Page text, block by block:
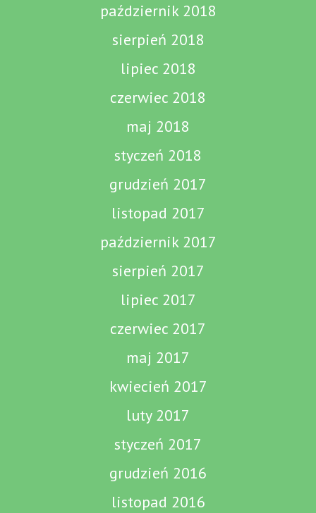
październik 2018
sierpień 2018
lipiec 2018
czerwiec 2018
maj 2018
styczeń 2018
grudzień 2017
listopad 2017
październik 2017
sierpień 2017
lipiec 2017
czerwiec 2017
maj 2017
kwiecień 2017
luty 2017
styczeń 2017
grudzień 2016
listopad 2016